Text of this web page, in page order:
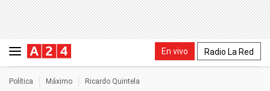
En vivo Radio La Red
Política Máximo Ricardo Quintela